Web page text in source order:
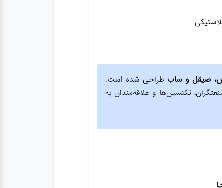
صیقل و سابطراحی شده است.
تکنسین‌ها و علاقه‌مندان به